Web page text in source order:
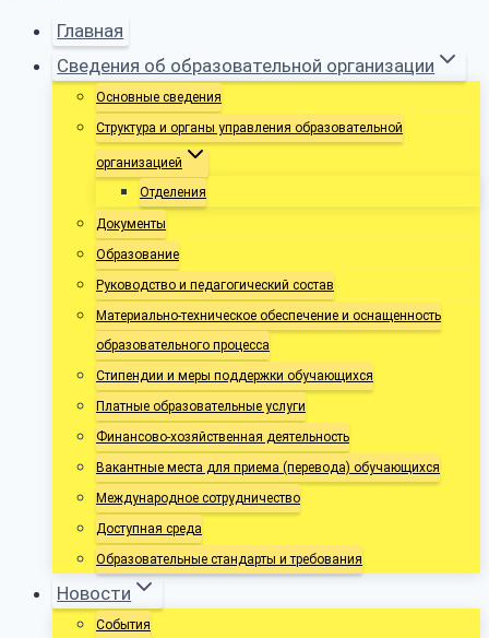
Главная
Сведения об образовательной организации
Основные сведения
Структура и органы управления образовательной
организацией
Отделения
Документы
Образование
Руководство и педагогический состав
Материально-техническое обеспечение и оснащенность
образовательного процесса
Стипендии и меры поддержки обучающихся
Платные образовательные услуги
Финансово-хозяйственная деятельность
Вакантные места для приема (перевода) обучающихся
Международное сотрудничество
Доступная среда
Образовательные стандарты и требования
Новости
События